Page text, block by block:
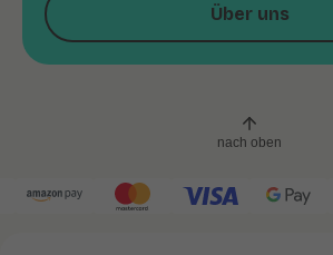
Über uns
nach oben